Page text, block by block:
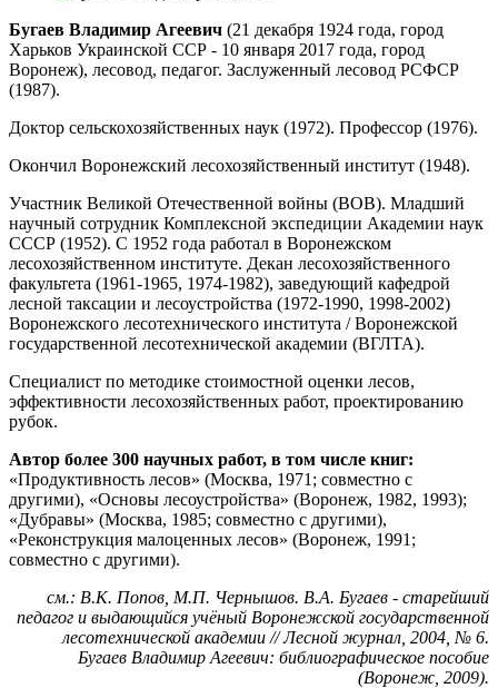
Бугаев Владимир Агеевич (21 декабря 1924 года, город
Харьков Украинской ССР - 10 января 2017 года, город
Воронеж), лесовод, педагог. Заслуженный лесовод РСФСР
(1987).
Доктор сельскохозяйственных наук (1972). Профессор (1976).
Окончил Воронежский лесохозяйственный институт (1948).
Участник Великой Отечественной войны (ВОВ). Младший
научный сотрудник Комплексной экспедиции Академии наук
СССР (1952). С 1952 года работал в Воронежском
лесохозяйственном институте. Декан лесохозяйственного
факультета (1961-1965, 1974-1982), заведующий кафедрой
лесной таксации и лесоустройства (1972-1990, 1998-2002)
Воронежского лесотехнического института / Воронежской
государственной лесотехнической академии (ВГЛТА).
Специалист по методике стоимостной оценки лесов,
эффективности лесохозяйственных работ, проектированию
рубок.
Автор более 300 научных работ, в том числе книг:
«Продуктивность лесов» (Москва, 1971; совместно с
другими), «Основы лесоустройства» (Воронеж, 1982, 1993);
«Дубравы» (Москва, 1985; совместно с другими),
«Реконструкция малоценных лесов» (Воронеж, 1991;
совместно с другими).
см.: В.К. Попов, М.П. Чернышов. В.А. Бугаев - старейший
педагог и выдающийся учёный Воронежской государственной
лесотехнической академии // Лесной журнал, 2004, № 6.
Бугаев Владимир Агеевич: библиографическое пособие
(Воронеж, 2009).